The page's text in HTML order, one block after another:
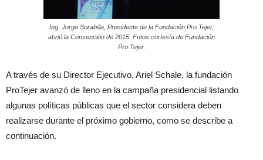
Ing. Jorge Sorabilla, Presidente de la Fundación Pro Tejer,
abrió la Convención de 2015. Fotos cortesía de Fundación
Pro Tejer.
A través de su Director Ejecutivo, Ariel Schale, la fundación
ProTejer avanzó de lleno en la campaña presidencial listando
algunas políticas públicas que el sector considera deben
realizarse durante el próximo gobierno, como se describe a
continuación.